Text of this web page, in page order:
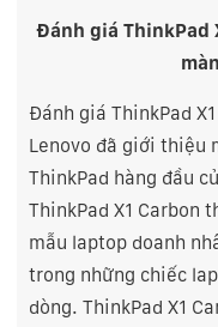
Đánh giá ThinkPad
Đánh giá ThinkPad
Lenovo đã giới thiệu
ThinkPad hàng đầu
ThinkPad X1 Carbon
mẫu laptop doanh
trong những chiếc
dòng. ThinkPad X1